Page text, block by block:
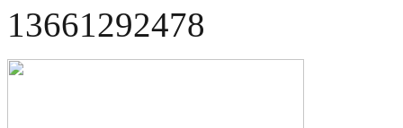
13661292478